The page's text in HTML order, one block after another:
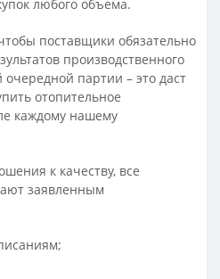
любого объема.
поставщики обязательно
производственного
партии – это даст
отопительное
каждому нашему
к качеству, все
заявленным